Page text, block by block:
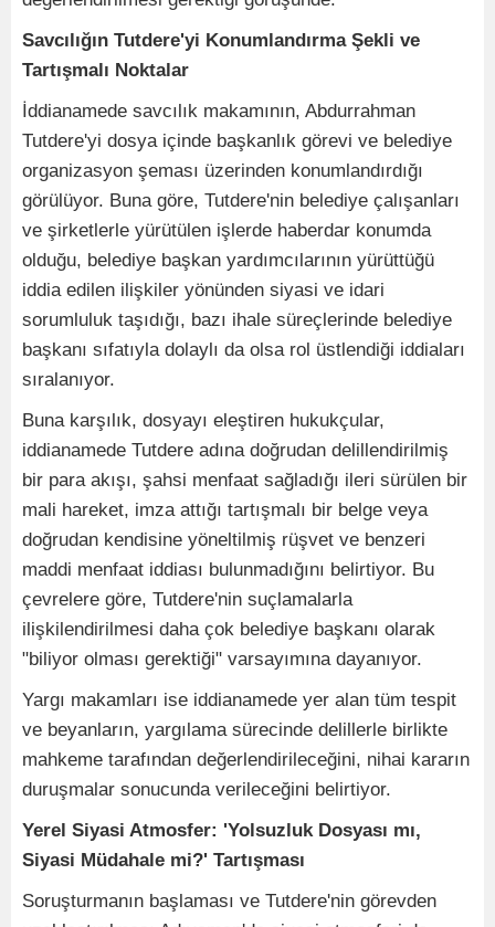
Savcılığın Tutdere'yi Konumlandırma Şekli ve
Tartışmalı Noktalar
İddianamede savcılık makamının, Abdurrahman
Tutdere'yi dosya içinde başkanlık görevi ve belediye
organizasyon şeması üzerinden konumlandırdığı
görülüyor. Buna göre, Tutdere'nin belediye çalışanları
ve şirketlerle yürütülen işlerde haberdar konumda
olduğu, belediye başkan yardımcılarının yürüttüğü
iddia edilen ilişkiler yönünden siyasi ve idari
sorumluluk taşıdığı, bazı ihale süreçlerinde belediye
başkanı sıfatıyla dolaylı da olsa rol üstlendiği iddiaları
sıralanıyor.
Buna karşılık, dosyayı eleştiren hukukçular,
iddianamede Tutdere adına doğrudan delillendirilmiş
bir para akışı, şahsi menfaat sağladığı ileri sürülen bir
mali hareket, imza attığı tartışmalı bir belge veya
doğrudan kendisine yöneltilmiş rüşvet ve benzeri
maddi menfaat iddiası bulunmadığını belirtiyor. Bu
çevrelere göre, Tutdere'nin suçlamalarla
ilişkilendirilmesi daha çok belediye başkanı olarak
"biliyor olması gerektiği" varsayımına dayanıyor.
Yargı makamları ise iddianamede yer alan tüm tespit
ve beyanların, yargılama sürecinde delillerle birlikte
mahkeme tarafından değerlendirileceğini, nihai kararın
duruşmalar sonucunda verileceğini belirtiyor.
Yerel Siyasi Atmosfer: 'Yolsuzluk Dosyası mı,
Siyasi Müdahale mi?' Tartışması
Soruşturmanın başlaması ve Tutdere'nin görevden